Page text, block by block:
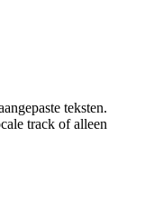
teksten.
track of alleen